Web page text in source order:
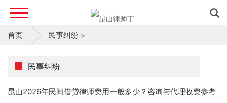
首页 >
民事纠纷
民事纠纷
昆山2026年民间借贷律师费用一般多少？咨询与代理收费参考